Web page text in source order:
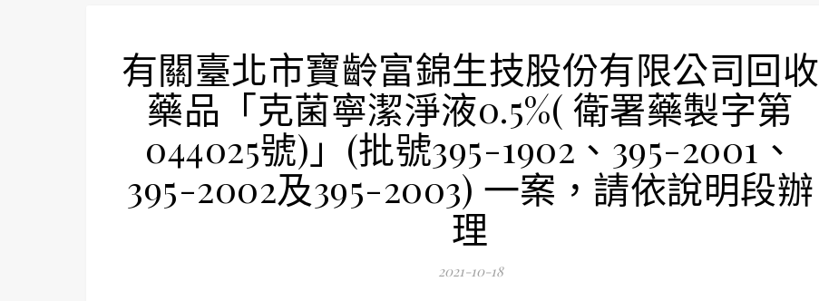
有關臺北市寶齡富錦生技股份有限公司回收
藥品「克菌寧潔淨液0.5%( 衛署藥製字第
044025號)」(批號395-1902、395-2001、
395-2002及395-2003) 一案，請依說明段辦
理
2021-10-18